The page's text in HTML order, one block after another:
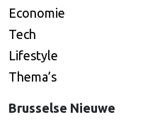
Economie
Tech
Lifestyle
Thema’s
Brusselse Nieuwe